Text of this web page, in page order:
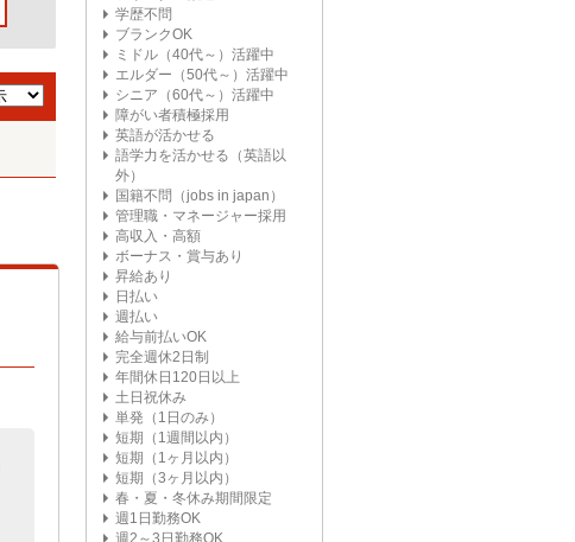
学歴不問
ブランクOK
ミドル（40代～）活躍中
エルダー（50代～）活躍中
シニア（60代～）活躍中
障がい者積極採用
英語が活かせる
語学力を活かせる（英語以
外）
国籍不問（jobs in japan）
管理職・マネージャー採用
高収入・高額
ボーナス・賞与あり
昇給あり
日払い
週払い
給与前払いOK
完全週休2日制
年間休日120日以上
土日祝休み
単発（1日のみ）
短期（1週間以内）
短期（1ヶ月以内）
短期（3ヶ月以内）
春・夏・冬休み期間限定
週1日勤務OK
週2～3日勤務OK